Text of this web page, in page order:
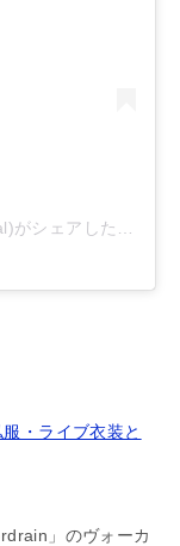
」のヴォーカ